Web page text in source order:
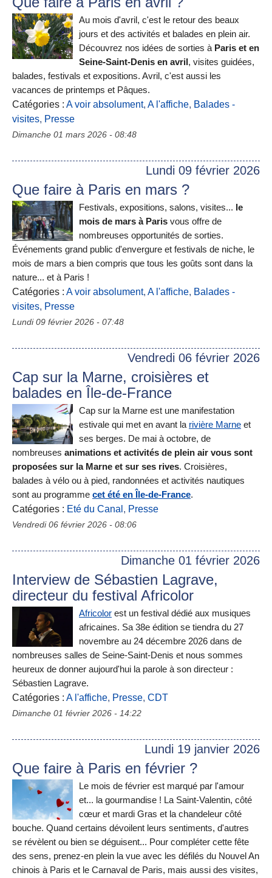
Au mois d'avril, c'est le retour des beaux
jours et des activités et balades en plein air.
Découvrez nos idées de sorties à Paris et en
Seine-Saint-Denis en avril , visites guidées,
balades, festivals et expositions. Avril, c'est aussi les
vacances de printemps et Pâques.
Catégories : A voir absolument, A l'affiche, Balades -
visites, Presse
Dimanche 01 mars 2026 - 08:48
Lundi 09 février 2026
Que faire à Paris en mars ?
Festivals, expositions, salons, visites... le
mois de mars à Paris vous offre de
nombreuses opportunités de sorties.
Événements grand public d'envergure et festivals de niche, le
mois de mars a bien compris que tous les goûts sont dans la
nature... et à Paris !
Catégories : A voir absolument, A l'affiche, Balades -
visites, Presse
Lundi 09 février 2026 - 07:48
Vendredi 06 février 2026
Cap sur la Marne, croisières et
balades en Île-de-France
Cap sur la Marne est une manifestation
estivale qui met en avant la rivière Marne et
ses berges. De mai à octobre, de
nombreuses animations et activités de plein air vous sont
proposées sur la Marne et sur ses rives. Croisières,
balades à vélo ou à pied, randonnées et activités nautiques
sont au programme cet été en Île-de-France.
Catégories : Eté du Canal , Presse
Vendredi 06 février 2026 - 08:06
Dimanche 01 février 2026
Interview de Sébastien Lagrave,
directeur du festival Africolor
Africolor est un festival dédié aux musiques
africaines. Sa 38e édition se tiendra du 27
novembre au 24 décembre 2026 dans de
nombreuses salles de Seine-Saint-Denis et nous sommes
heureux de donner aujourd'hui la parole à son directeur :
Sébastien Lagrave.
Catégories : A l'affiche, Presse, CDT
Dimanche 01 février 2026 - 14:22
Lundi 19 janvier 2026
Que faire à Paris en février ?
Le mois de février est marqué par l'amour
et... la gourmandise ! La Saint-Valentin, côté
cœur et mardi Gras et la chandeleur côté
bouche. Quand certains dévoilent leurs sentiments, d'autres
se révèlent ou bien se déguisent... Pour compléter cette fête
des sens, prenez-en plein la vue avec les défilés du Nouvel An
chinois à Paris et le Carnaval de Paris, mais aussi des visites,